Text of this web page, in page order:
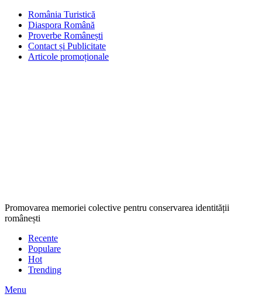
România Turistică
Diaspora Română
Proverbe Românești
Contact și Publicitate
Articole promoționale
Promovarea memoriei colective pentru conservarea identității
românești
Recente
Populare
Hot
Trending
Menu